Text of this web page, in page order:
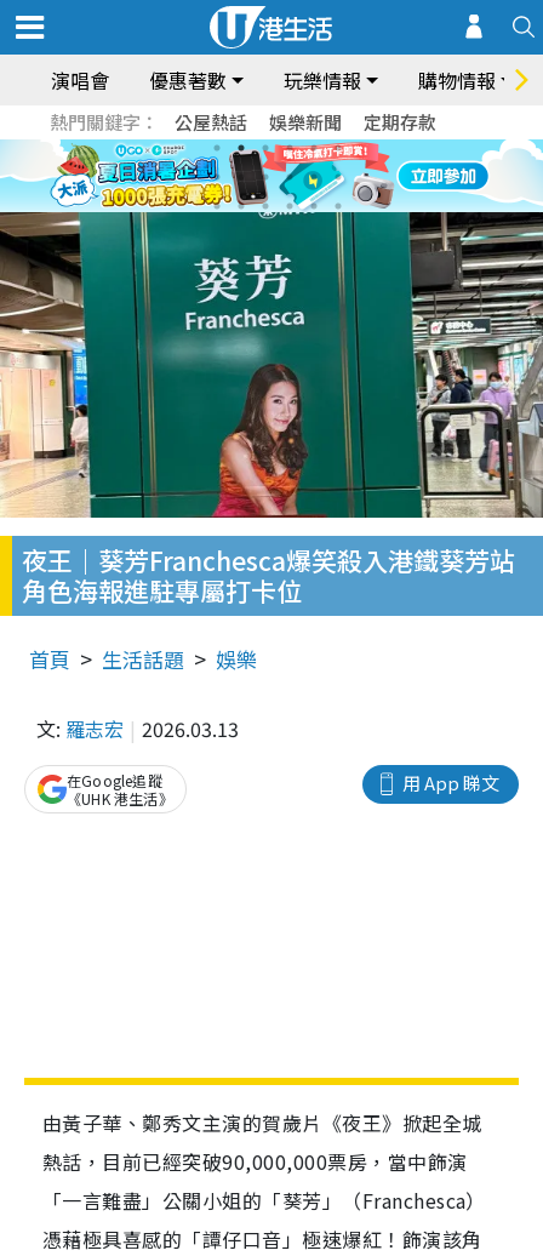
演唱會 優惠著數 玩樂情報 購物情報
熱門關鍵字： 公屋熱話 娛樂新聞 定期存款
夜王｜葵芳Franchesca爆笑殺入港鐵葵芳站
角色海報進駐專屬打卡位
首頁 生活話題 娛樂
文: 羅志宏 2026.03.13
用 App 睇文
在Google追蹤
《UHK 港生活》
由黃子華、鄭秀文主演的賀歲片《夜王》掀起全城
熱話，目前已經突破90,000,000票房，當中飾演
「一言難盡」公關小姐的「葵芳」（Franchesca）
憑藉極具喜感的「譚仔口音」極速爆紅！飾演該角